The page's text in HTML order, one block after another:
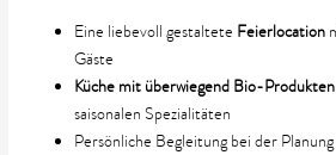
Eine liebevoll gestaltete Feierlocation
Gäste
Küche mit überwiegend Bio-Produkten
saisonalen Spezialitäten
Persönliche Begleitung bei der